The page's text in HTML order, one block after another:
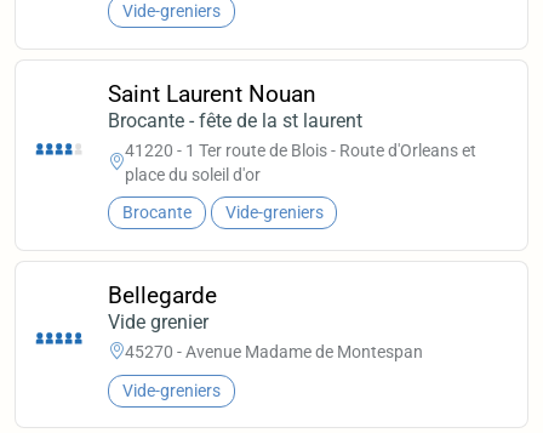
Vide-greniers
Saint Laurent Nouan
Brocante - fête de la st laurent
41220 - 1 Ter route de Blois - Route d'Orleans et
place du soleil d'or
Brocante Vide-greniers
Bellegarde
Vide grenier
45270 - Avenue Madame de Montespan
Vide-greniers